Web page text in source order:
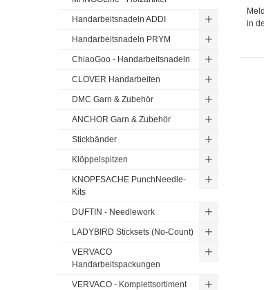
in
Handarbeitsnadeln ADDI
Handarbeitsnadeln PRYM
ChiaoGoo - Handarbeitsnadeln
CLOVER Handarbeiten
DMC Garn & Zubehör
ANCHOR Garn & Zubehör
Stickbänder
Klöppelspitzen
KNOPFSACHE PunchNeedle-
Kits
DUFTIN - Needlework
LADYBIRD Sticksets (No-Count)
VERVACO
Handarbeitspackungen
VERVACO - Komplettsortiment